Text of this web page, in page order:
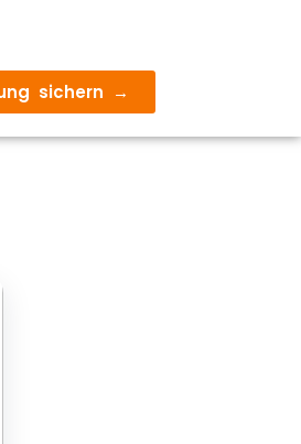
sichern →